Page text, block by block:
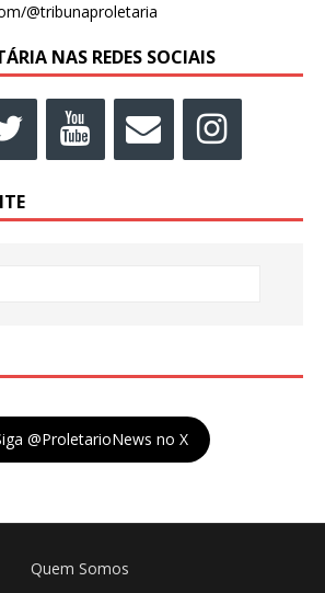
@tribunaproletaria
NAS REDES SOCIAIS
@ProletarioNews no X
Quem Somos